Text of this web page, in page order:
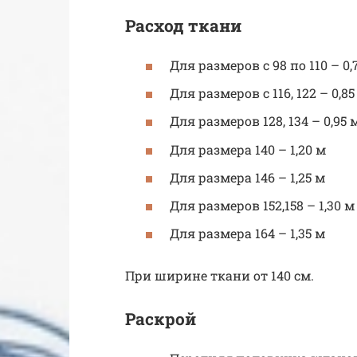
Расход ткани
Для размеров с 98 по 110 –
Для размеров с 116, 122 –
Для размеров 128, 134 – 0,95
Для размера 140 – 1,20 м
Для размера 146 – 1,25 м
Для размеров 152,158 – 1,30 м
Для размера 164 – 1,35 м
При ширине ткани от 140 см.
Раскрой